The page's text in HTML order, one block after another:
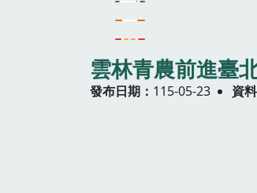
雲林青農前進臺
發布日期 115-05-23 資